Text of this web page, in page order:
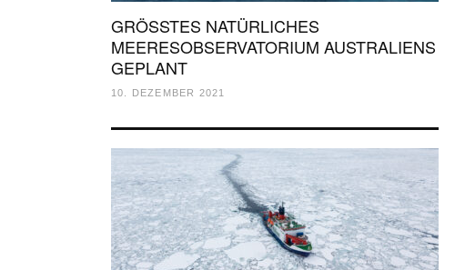
GRÖSSTES NATÜRLICHES
MEERESOBSERVATORIUM AUSTRALIENS
GEPLANT
10. DEZEMBER 2021